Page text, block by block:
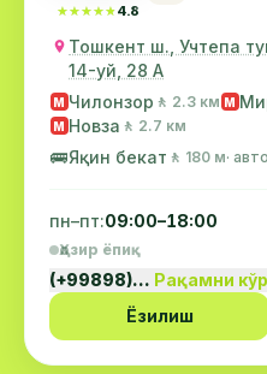
★★★★★
★★★★★ 4.8
Тошкент ш., Учтепа
14-уй, 28 А
М Чилонзор 🚶 2.3 км М
М Новза 🚶 2.7 км
🚌Яқин бекат 🚶 180 м·
пн–пт:09:00–18:00
Ҳозир ёпиқ
(+99898)… Рақамни
Ёзилиш